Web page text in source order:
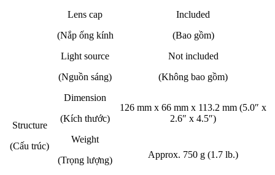
Structure
(Cấu trúc)
Lens cap
(Nắp ống kính
Included
(Bao gồm)
Light source
(Nguồn sáng)
Not included
(Không bao gồm)
Dimension
(Kích thước)
126 mm x 66 mm x 113.2 mm (5.0″ x
2.6″ x 4.5″)
Weight
(Trọng lượng)
Approx. 750 g (1.7 lb.)